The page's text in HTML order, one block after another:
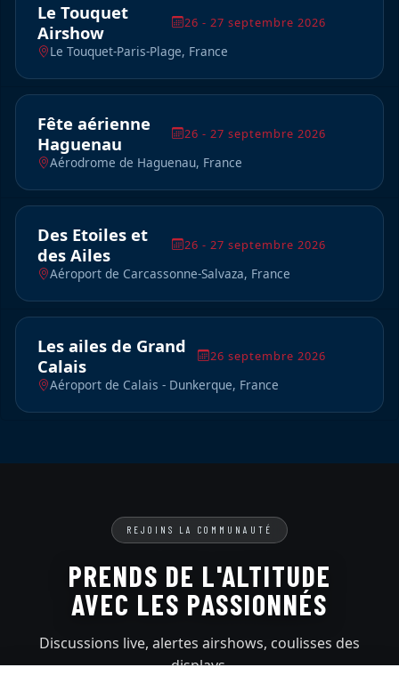
26 - 27 septembre 2026
Le Touquet
Airshow
Le Touquet-Paris-Plage, France
26 - 27 septembre 2026
Fête aérienne
Haguenau
Aérodrome de Haguenau, France
26 - 27 septembre 2026
Des Etoiles et
des Ailes
Aéroport de Carcassonne-Salvaza, France
26 septembre 2026
Les ailes de Grand
Calais
Aéroport de Calais - Dunkerque, France
REJOINS LA COMMUNAUTÉ
PRENDS DE L'ALTITUDE
AVEC LES PASSIONNÉS
Discussions live, alertes airshows, coulisses des
displays.